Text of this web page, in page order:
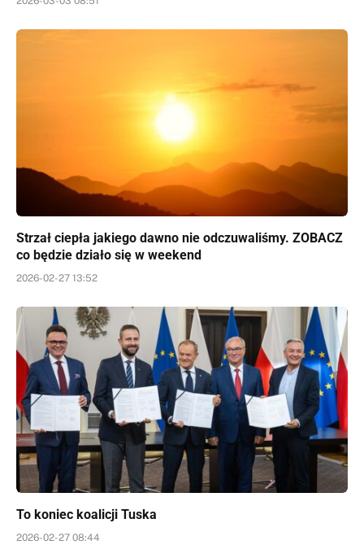
Strzał ciepła jakiego dawno nie odczuwaliśmy. ZOBACZ
co będzie działo się w weekend
2026-02-27 13:52
To koniec koalicji Tuska
2026-02-27 08:44